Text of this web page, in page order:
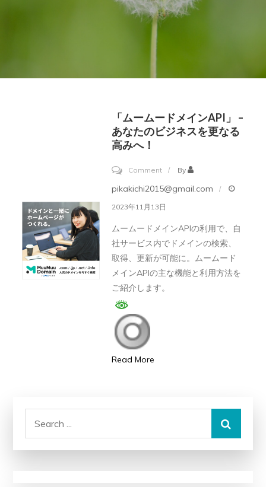
「ムームードメインAPI」 –
あなたのビジネスを更なる
高みへ！
Commenton
「ム
ー
ー
メ
ネ
By
pikakichi2015@gmail.com
2023年11月13日
ムームードメインAPIの利用で、自
社サービス内でドメインの検索、
取得、更新が可能に。ムームード
メインAPIの主な機能と利用方法を
ご紹介します。
Read More